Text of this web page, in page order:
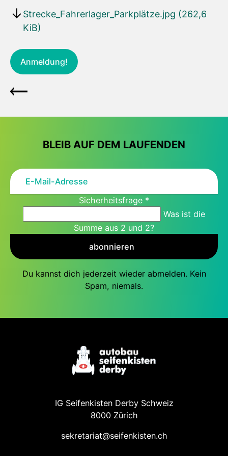
Strecke_Fahrerlager_Parkplätze.jpg (262,6
KiB)
Anmeldung!
BLEIB AUF DEM LAUFENDEN
Sicherheitsfrage *
Was ist die
Summe aus 2 und 2?
abonnieren
Du kannst dich jederzeit wieder abmelden. Kein
Spam, niemals.
IG Seifenkisten Derby Schweiz
8000 Zürich
sekretariat@seifenkisten.ch